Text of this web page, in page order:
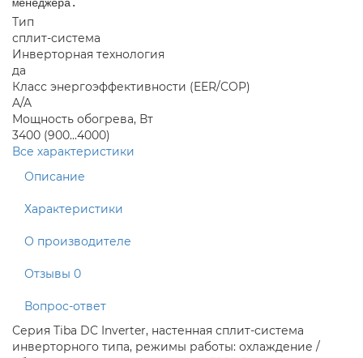
менеджера.
Тип
сплит-система
Инверторная технология
да
Класс энергоэффективности (EER/COP)
A/A
Мощность обогрева, Вт
3400 (900...4000)
Все характеристики
Описание
Характеристики
О производителе
Отзывы 0
Вопрос-ответ
Серия Tiba DC Inverter, настенная сплит-система
инверторного типа, режимы работы: охлаждение /